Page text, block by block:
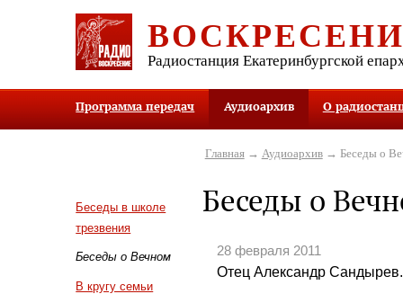
Радиостанция Екатеринбургской
Программа передач Аудиоархив О
Беседы в школе
трезвения
Беседы о Вечном
В кругу семьи
Главная→ Аудиоархив→ Беседы о
Беседы о
28 февраля 2011
Отец Александр